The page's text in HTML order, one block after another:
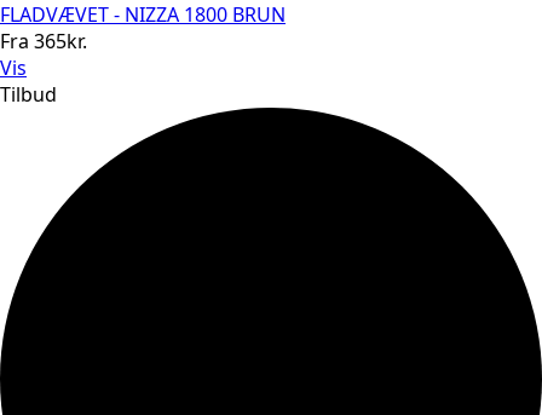
FLADVÆVET - NIZZA 1800 BRUN
Fra 365kr.
Vis
Tilbud